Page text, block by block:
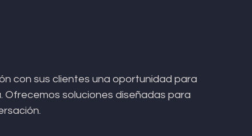
con sus clientes una oportunidad para
Ofrecemos soluciones diseñadas para